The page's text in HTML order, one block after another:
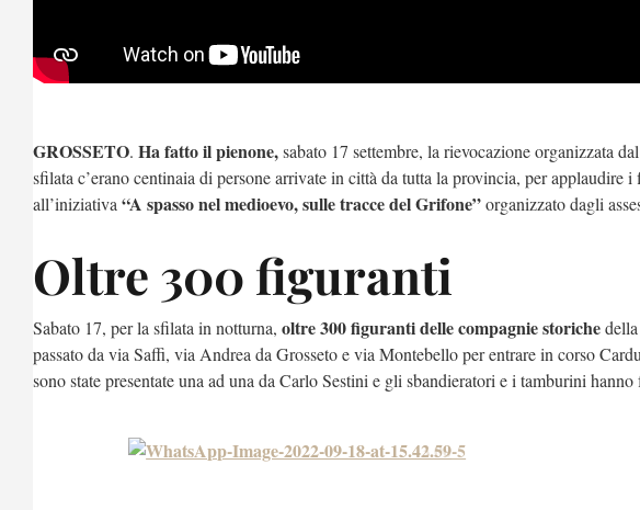
GROSSETO. Ha fatto il pienone,sabato 17 settembre, la rievocazione organizzata
sfilata c’erano centinaia di persone arrivate in città da tutta la provincia, per
all’iniziativa “A spasso nel medioevo, sulle tracce del Grifone”organizzato dagli
Oltre 300 figuranti
Sabato 17, per la sfilata in notturna, oltre 300 figuranti delle compagnie storiche
passato da via Saffi, via Andrea da Grosseto e via Montebello per entrare in corso
sono state presentate una ad una da Carlo Sestini e gli sbandieratori e i tamburini